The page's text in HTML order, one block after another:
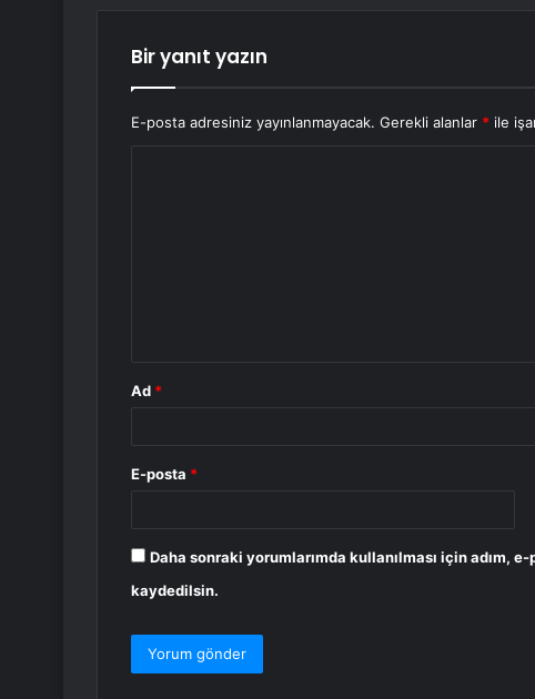
Bir yanıt yazın
E-posta adresiniz yayınlanmayacak. Gerekli alanlar * ile
Ad *
E-posta *
Daha sonraki yorumlarımda kullanılması için adım,
kaydedilsin.